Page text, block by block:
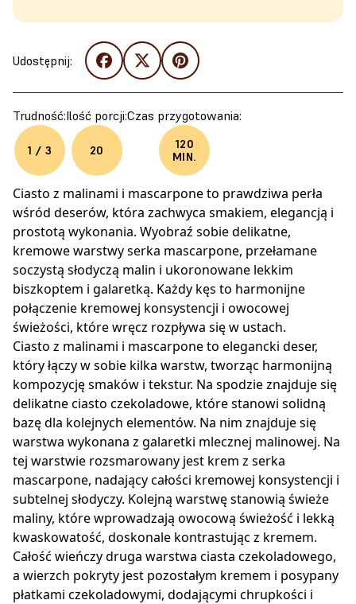
Udostępnij:
Trudność:
1 / 3
Ilość porcji:
20
Czas przygotowania:
120
MIN.
Ciasto z malinami i mascarpone to prawdziwa perła
wśród deserów, która zachwyca smakiem, elegancją i
prostotą wykonania. Wyobraź sobie delikatne,
kremowe warstwy serka mascarpone, przełamane
soczystą słodyczą malin i ukoronowane lekkim
biszkoptem i galaretką. Każdy kęs to harmonijne
połączenie kremowej konsystencji i owocowej
świeżości, które wręcz rozpływa się w ustach.
Ciasto z malinami i mascarpone to elegancki deser,
który łączy w sobie kilka warstw, tworząc harmonijną
kompozycję smaków i tekstur. Na spodzie znajduje się
delikatne ciasto czekoladowe, które stanowi solidną
bazę dla kolejnych elementów. Na nim znajduje się
warstwa wykonana z galaretki mlecznej malinowej. Na
tej warstwie rozsmarowany jest krem z serka
mascarpone, nadający całości kremowej konsystencji i
subtelnej słodyczy. Kolejną warstwę stanowią świeże
maliny, które wprowadzają owocową świeżość i lekką
kwaskowatość, doskonale kontrastując z kremem.
Całość wieńczy druga warstwa ciasta czekoladowego,
a wierzch pokryty jest pozostałym kremem i posypany
płatkami czekoladowymi, dodającymi chrupkości i